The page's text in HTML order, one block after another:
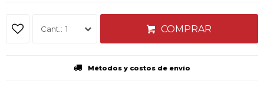
1 COMPRAR
Métodos y costos de envío